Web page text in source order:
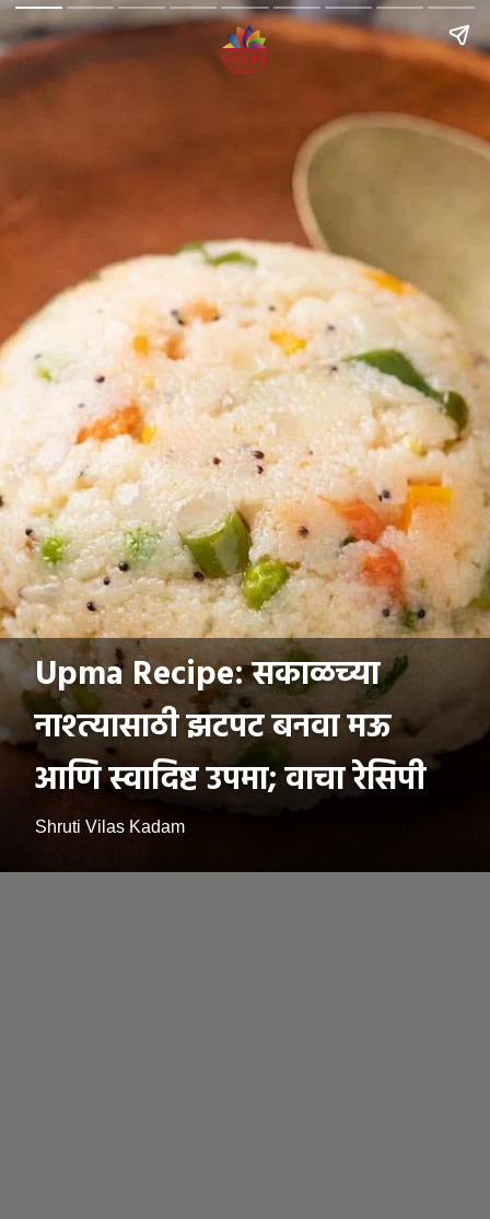
Upma Recipe: सकाळच्या
नाश्त्यासाठी झटपट बनवा मऊ
आणि स्वादिष्ट उपमा; वाचा रेसिपी
Shruti Vilas Kadam